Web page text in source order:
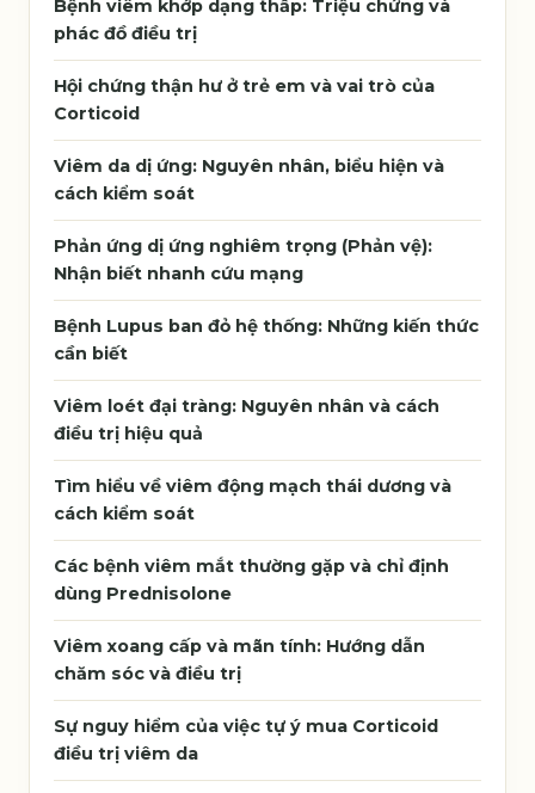
Bệnh viêm khớp dạng thấp: Triệu chứng và
phác đồ điều trị
Hội chứng thận hư ở trẻ em và vai trò của
Corticoid
Viêm da dị ứng: Nguyên nhân, biểu hiện và
cách kiểm soát
Phản ứng dị ứng nghiêm trọng (Phản vệ):
Nhận biết nhanh cứu mạng
Bệnh Lupus ban đỏ hệ thống: Những kiến thức
cần biết
Viêm loét đại tràng: Nguyên nhân và cách
điều trị hiệu quả
Tìm hiểu về viêm động mạch thái dương và
cách kiểm soát
Các bệnh viêm mắt thường gặp và chỉ định
dùng Prednisolone
Viêm xoang cấp và mãn tính: Hướng dẫn
chăm sóc và điều trị
Sự nguy hiểm của việc tự ý mua Corticoid
điều trị viêm da